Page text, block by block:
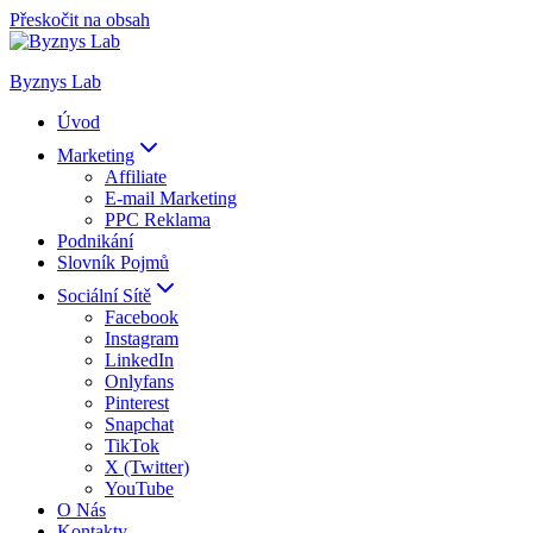
Přeskočit na obsah
Byznys Lab
Úvod
Marketing
Affiliate
E-mail Marketing
PPC Reklama
Podnikání
Slovník Pojmů
Sociální Sítě
Facebook
Instagram
LinkedIn
Onlyfans
Pinterest
Snapchat
TikTok
X (Twitter)
YouTube
O Nás